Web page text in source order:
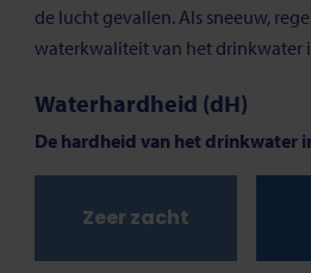
of
dicht.
of
dicht.
de lucht gevallen. Als sneeuw,
waterkwaliteit van het drinkwater
Waterhardheid (dH)
De hardheid van het drinkwater
Zeer zacht